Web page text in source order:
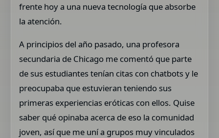
frente hoy a una nueva tecnología que absorbe
la atención.
A principios del año pasado, una profesora
secundaria de Chicago me comentó que parte
de sus estudiantes tenían citas con chatbots y le
preocupaba que estuvieran teniendo sus
primeras experiencias eróticas con ellos. Quise
saber qué opinaba acerca de eso la comunidad
joven, así que me uní a grupos muy vinculados